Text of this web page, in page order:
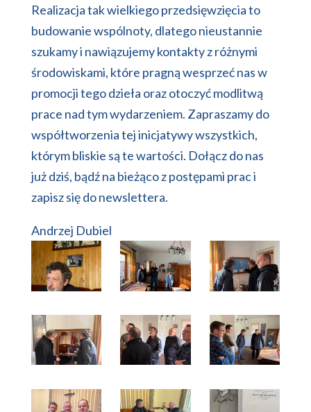
Realizacja tak wielkiego przedsięwzięcia to
budowanie wspólnoty, dlatego nieustannie
szukamy i nawiązujemy kontakty z różnymi
środowiskami, które pragną wesprzeć nas w
promocji tego dzieła oraz otoczyć modlitwą
prace nad tym wydarzeniem. Zapraszamy do
współtworzenia tej inicjatywy wszystkich,
którym bliskie są te wartości. Dołącz do nas
już dziś, bądź na bieżąco z postępami prac i
zapisz się do newslettera.
Andrzej Dubiel